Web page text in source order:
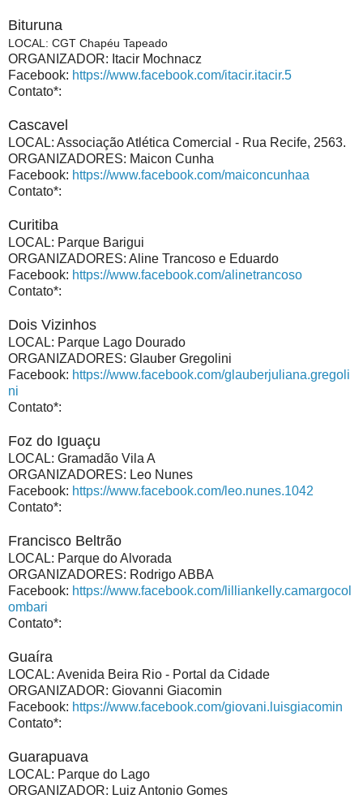
Bituruna
LOCAL: CGT Chapéu Tapeado
ORGANIZADOR: Itacir Mochnacz
Facebook: https://www.facebook.com/itacir.itacir.5
Contato*:
Cascavel
LOCAL: Associação Atlética Comercial - Rua Recife, 2563.
ORGANIZADORES: Maicon Cunha
Facebook: https://www.facebook.com/maiconcunhaa
Contato*:
Curitiba
LOCAL: Parque Barigui
ORGANIZADORES: Aline Trancoso e Eduardo
Facebook: https://www.facebook.com/alinetrancoso
Contato*:
Dois Vizinhos
LOCAL: Parque Lago Dourado
ORGANIZADORES: Glauber Gregolini
Facebook: https://www.facebook.com/glauberjuliana.gregoli
ni
Contato*:
Foz do Iguaçu
LOCAL: Gramadão Vila A
ORGANIZADORES: Leo Nunes
Facebook: https://www.facebook.com/leo.nunes.1042
Contato*:
Francisco Beltrão
LOCAL: Parque do Alvorada
ORGANIZADORES: Rodrigo ABBA
Facebook: https://www.facebook.com/lilliankelly.camargocol
ombari
Contato*:
Guaíra
LOCAL: Avenida Beira Rio - Portal da Cidade
ORGANIZADOR: Giovanni Giacomin
Facebook: https://www.facebook.com/giovani.luisgiacomin
Contato*:
Guarapuava
LOCAL: Parque do Lago
ORGANIZADOR: Luiz Antonio Gomes